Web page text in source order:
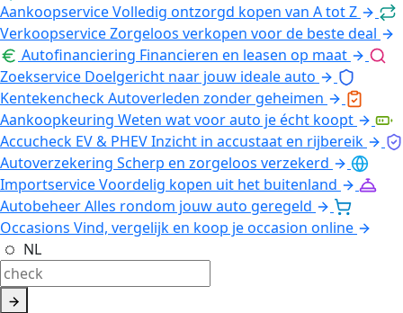
AankoopserviceVolledig ontzorgd kopen van A tot Z
VerkoopserviceZorgeloos verkopen voor de beste deal
Autofinanciering Financieren en leasen op maat
Zoekservice Doelgericht naar jouw ideale auto
KentekencheckAutoverleden zonder geheimen
Aankoopkeuring Weten wat voor auto je écht koopt
Accucheck EV & PHEVInzicht in accustaat en rijbereik
Autoverzekering Scherp en zorgeloos verzekerd
ImportserviceVoordelig kopen uit het buitenland
AutobeheerAlles rondom jouw auto geregeld
Occasions Vind, vergelijk en koop je occasion online
NL